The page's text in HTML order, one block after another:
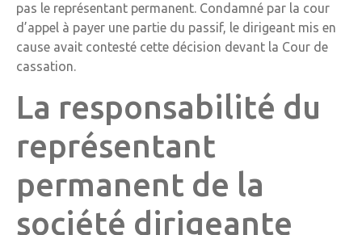
pas le représentant permanent. Condamné par la cour
d’appel à payer une partie du passif, le dirigeant mis en
cause avait contesté cette décision devant la Cour de
cassation.
La responsabilité du
représentant
permanent de la
société dirigeante